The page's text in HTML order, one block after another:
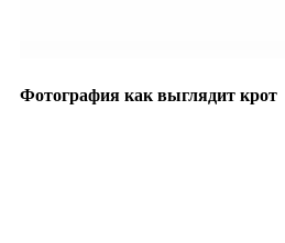
Фотография как выглядит крот